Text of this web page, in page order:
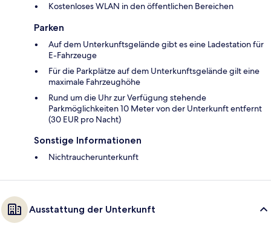
Kostenloses WLAN in den öffentlichen Bereichen
Parken
Auf dem Unterkunftsgelände gibt es eine Ladestation für
E-Fahrzeuge
Für die Parkplätze auf dem Unterkunftsgelände gilt eine
maximale Fahrzeughöhe
Rund um die Uhr zur Verfügung stehende
Parkmöglichkeiten 10 Meter von der Unterkunft entfernt
(30 EUR pro Nacht)
Sonstige Informationen
Nichtraucherunterkunft
Ausstattung der Unterkunft